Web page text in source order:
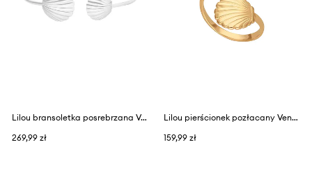
Lilou bransoletka posrebrzana Venus
269,99 zł
Lilou pierścionek pozłacany Venus
159,99 zł